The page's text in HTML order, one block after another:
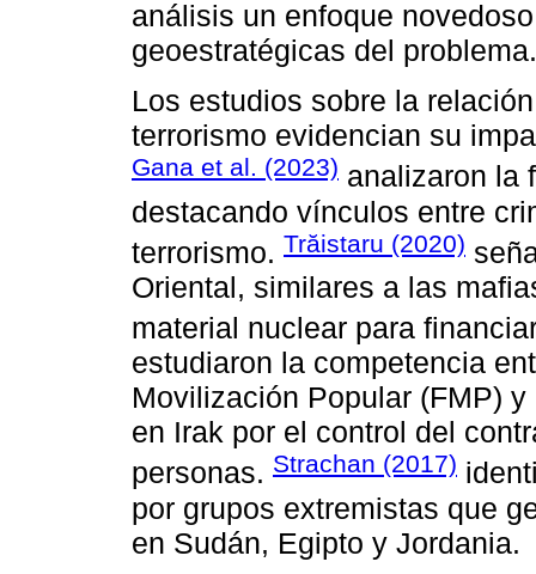
análisis un enfoque
geoestratégicas del problema.
Los estudios sobre la
terrorismo evidencian su
Gana et al. (2023) analizaron la
destacando vínculos entre
terrorismo. Trăistaru (2020)
Oriental, similares a las
material nuclear para
estudiaron la competencia
Movilización Popular (FMP)
en Irak por el control del
personas. Strachan (2017)
por grupos extremistas que
en Sudán, Egipto y Jordania.